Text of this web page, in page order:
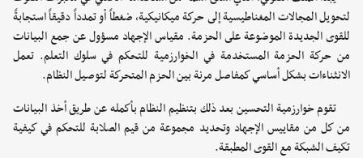
لتحويل المجالات المغناطيسية إلى حركة ميكانيكية، ضغطاً أو تمدداً دقيقاً استجابةً
للقوى الجديدة الموضوعة على الحزمة. مقياس الإجهاد مسؤول عن جمع البيانات
من حركة الحزمة المستخدمة في الخوارزمية للتحكم في سلوك التعلم. تعمل
الانثناءات بشكل أساسي كمفاصل مرنة بين الحزم المتحركة لتوصيل النظام.
تقوم خوارزمية التحسين بعد ذلك بتنظيم النظام بأكمله عن طريق أخذ البيانات
من كل من مقاييس الإجهاد وتحديد مجموعة من قيم الصلابة للتحكم في كيفية
تكيف الشبكة مع القوى المطبقة.